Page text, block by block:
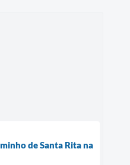
de Santa Rita na